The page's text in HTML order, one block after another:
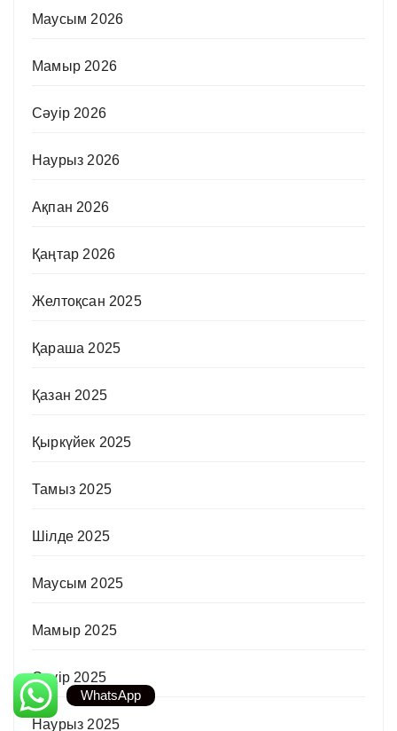
Маусым 2026
Мамыр 2026
Сәуір 2026
Наурыз 2026
Ақпан 2026
Қаңтар 2026
Желтоқсан 2025
Қараша 2025
Қазан 2025
Қыркүйек 2025
Тамыз 2025
Шілде 2025
Маусым 2025
Мамыр 2025
Сәуір 2025
Наурыз 2025
WhatsApp